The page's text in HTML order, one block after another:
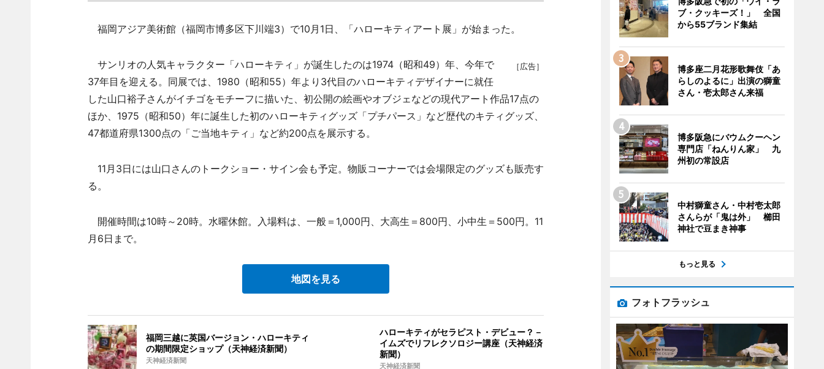
福岡アジア美術館（福岡市博多区下川端3）で10月1日、「ハローキティアート展」が始まった。
［広告］
サンリオの人気キャラクター「ハローキティ」が誕生したのは1974（昭和49）年、今年で
37年目を迎える。同展では、1980（昭和55）年より3代目のハローキティデザイナーに就任
した山口裕子さんがイチゴをモチーフに描いた、初公開の絵画やオブジェなどの現代アート作品17点の
ほか、1975（昭和50）年に誕生した初のハローキティグッズ「プチパース」など歴代のキティグッズ、
47都道府県1300点の「ご当地キティ」など約200点を展示する。
11月3日には山口さんのトークショー・サイン会も予定。物販コーナーでは会場限定のグッズも販売す
る。
開催時間は10時～20時。水曜休館。入場料は、一般＝1,000円、大高生＝800円、小中生＝500円。11
月6日まで。
地図を見る
福岡三越に英国バージョン・ハローキティ
の期間限定ショップ（天神経済新聞）
天神経済新聞
ハローキティがセラピスト・デビュー？－
イムズでリフレクソロジー講座（天神経済
新聞）
天神経済新聞
ブ・クッキーズ！」 全国
から55ブランド集結
博多座二月花形歌舞伎「あ
らしのよるに」出演の獅童
さん・壱太郎さん来福
博多阪急にバウムクーヘン
専門店「ねんりん家」 九
州初の常設店
中村獅童さん・中村壱太郎
さんらが「鬼は外」 櫛田
神社で豆まき神事
もっと見る
フォトフラッシュ